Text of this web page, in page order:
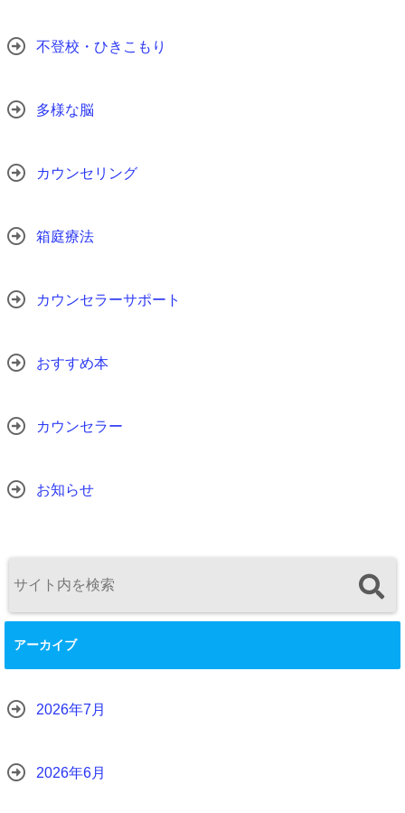
不登校・ひきこもり
多様な脳
カウンセリング
箱庭療法
カウンセラーサポート
おすすめ本
カウンセラー
お知らせ
アーカイブ
2026年7月
2026年6月